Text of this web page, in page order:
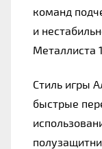
команд
и
Металлиста
Стиль игры
быстрые